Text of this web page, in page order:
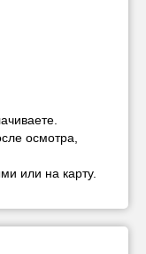
осмотра,
или на карту.